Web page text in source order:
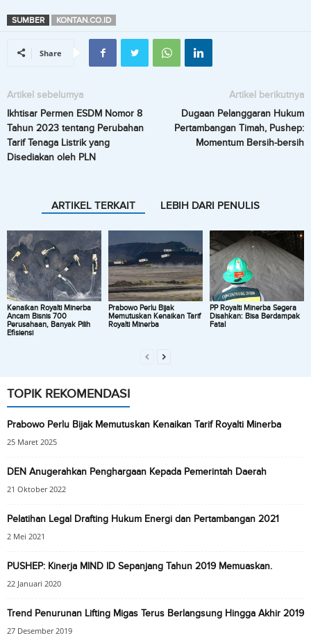
SUMBER KONTAN.CO.ID
Share
Artikel sebelumya
Ikhtisar Permen ESDM Nomor 8
Tahun 2023 tentang Perubahan
Tarif Tenaga Listrik yang
Disediakan oleh PLN
Artikel berikutnya
Dugaan Pelanggaran Hukum
Pertambangan Timah, Pushep:
Momentum Bersih-bersih
ARTIKEL TERKAIT LEBIH DARI PENULIS
Kenaikan Royalti Minerba
Ancam Bisnis 700
Perusahaan, Banyak Pilih
Efisiensi
Prabowo Perlu Bijak
Memutuskan Kenaikan Tarif
Royalti Minerba
PP Royalti Minerba Segera
Disahkan: Bisa Berdampak
Fatal
TOPIK REKOMENDASI
Prabowo Perlu Bijak Memutuskan Kenaikan Tarif Royalti Minerba
25 Maret 2025
DEN Anugerahkan Penghargaan Kepada Pemerintah Daerah
21 Oktober 2022
Pelatihan Legal Drafting Hukum Energi dan Pertambangan 2021
2 Mei 2021
PUSHEP: Kinerja MIND ID Sepanjang Tahun 2019 Memuaskan.
22 Januari 2020
Trend Penurunan Lifting Migas Terus Berlangsung Hingga Akhir 2019
27 Desember 2019